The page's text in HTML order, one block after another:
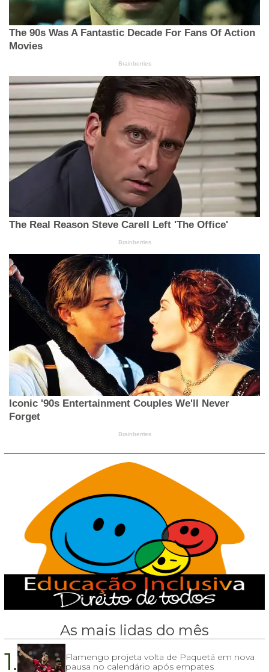
As mais lidas do mês
1.
Flamengo projeta volta de Paquetá em nova
pausa no calendário após empates